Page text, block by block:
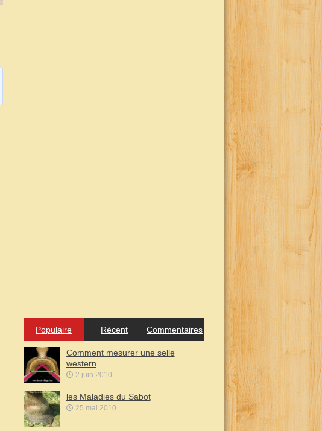
Populaire Récent Commentaires
Comment mesurer une selle
western
2 juin 2010
les Maladies du Sabot
25 mai 2010